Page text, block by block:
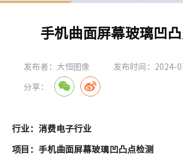
手机曲面屏幕玻璃凹
发布者：大恒图像
发布时间：2024-
分享：
行业：消费电子行业
项目：手机曲面屏幕玻璃凹凸点检测